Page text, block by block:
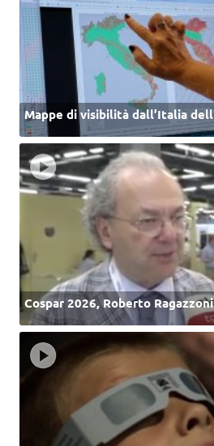
Mappe di visibilità dall’Italia
Cospar 2026, Roberto